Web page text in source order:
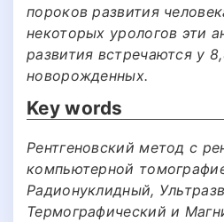
пороков развития
некоторых урологов эти
развития встречаются у
новорожденных.
Key words
Рентгеновский метод с
компьютерной
Радионуклидный,
Термографический и